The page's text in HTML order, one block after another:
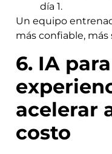
día 1.
Un equipo
más confiable,
6. IA
acelerar
costo